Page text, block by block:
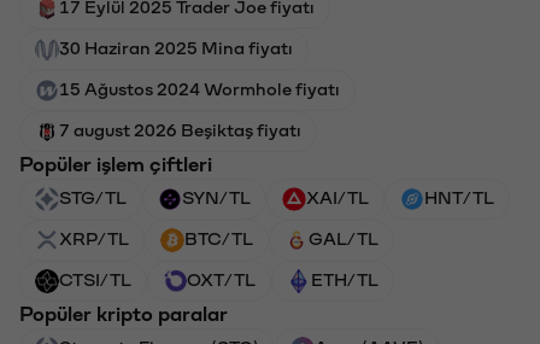
17 Eylül 2025 Trader Joe fiyatı
30 Haziran 2025 Mina fiyatı
15 Ağustos 2024 Wormhole fiyatı
7 august 2026 Beşiktaş fiyatı
Popüler işlem çiftleri
STG/TL SYN/TL XAI/TL HNT/TL
XRP/TL BTC/TL GAL/TL
CTSI/TL OXT/TL ETH/TL
Popüler kripto paralar